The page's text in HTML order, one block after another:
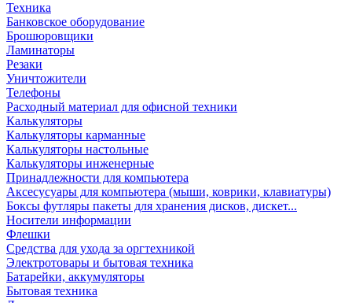
Техника
Банковское оборудование
Брошюровщики
Ламинаторы
Резаки
Уничтожители
Телефоны
Расходный материал для офисной техники
Калькуляторы
Калькуляторы карманные
Калькуляторы настольные
Калькуляторы инженерные
Принадлежности для компьютера
Аксесусуары для компьютера (мыши, коврики, клавиатуры)
Боксы футляры пакеты для хранения дисков, дискет...
Носители информации
Флешки
Средства для ухода за оргтехникой
Электротовары и бытовая техника
Батарейки, аккумуляторы
Бытовая техника